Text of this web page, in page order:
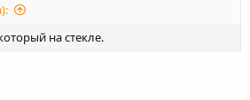
на стекле.